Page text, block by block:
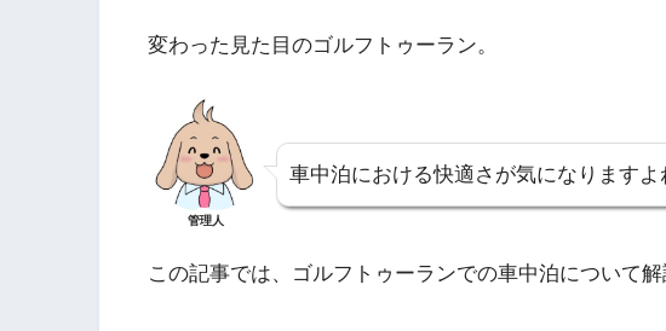
変わった見た目のゴルフトゥーラン。
管理人
車中泊における快適さが気になりますよ
この記事では、ゴルフトゥーランでの車中泊について解